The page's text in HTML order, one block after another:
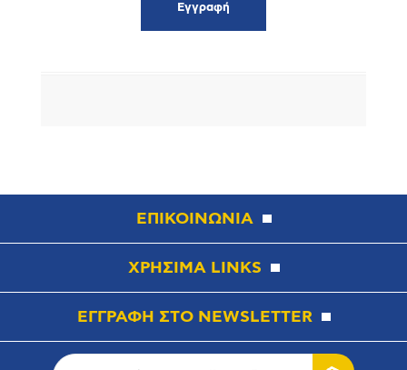
ΕΠΙΚΟΙΝΩΝΙΑ
ΧΡΗΣΙΜΑ LINKS
ΕΓΓΡΑΦΗ ΣΤΟ NEWSLETTER